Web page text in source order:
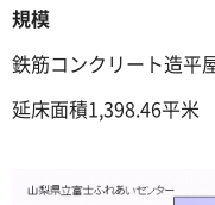
規模
鉄筋コンクリート造平
延床面積1,398.46平米